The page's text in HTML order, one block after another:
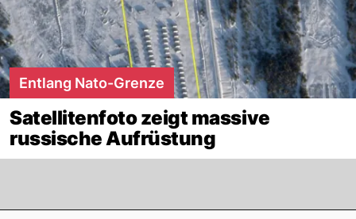
Entlang Nato-Grenze
Satellitenfoto zeigt massive
russische Aufrüstung